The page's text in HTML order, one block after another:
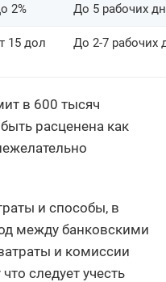
2% До 5 рабочих
15 дол До 2-7 рабочих
в 600 тысяч
расценена как
и способы, в
между банковскими
и комиссии
следует учесть